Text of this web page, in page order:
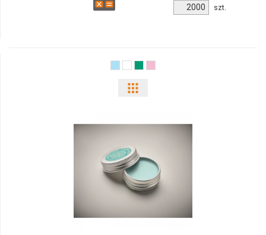
Ilość
produktu
szt.
ilości
produktu